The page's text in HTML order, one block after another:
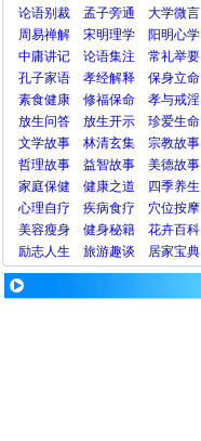
论语别裁
孟子旁通
大学微言
周易禅解
宋明理学
阳明心学
中庸讲记
论语集注
常礼举要
孔子家语
孝经解释
保身立命
素食健康
修福保命
孝与戒淫
放生问答
放生开示
珍爱生命
文学故事
林清玄集
宗教故事
哲理故事
益智故事
美德故事
家庭保健
健康之道
四季养生
心理自疗 疾病食疗 穴位按摩
美容瘦身 健身秘籍 花卉百科
励志人生
旅游趣谈 居家宝典